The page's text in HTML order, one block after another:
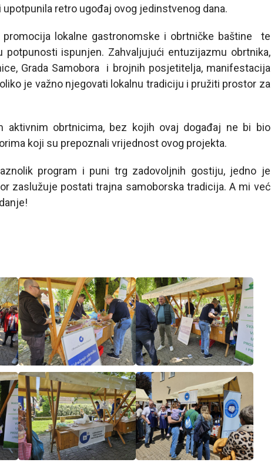
upotpunila retro ugođaj ovog jedinstvenog dana.
promocija lokalne gastronomske i obrtničke baštine te
ispunjen. Zahvaljujući entuzijazmu obrtnika,
Grada Samobora i brojnih posjetitelja, manifestacija
je važno njegovati lokalnu tradiciju i pružiti prostor za
aktivnim obrtnicima, bez kojih ovaj događaj ne bi bio
koji su prepoznali vrijednost ovog projekta.
program i puni trg zadovoljnih gostiju, jedno je
zaslužuje postati trajna samoborska tradicija. A mi već